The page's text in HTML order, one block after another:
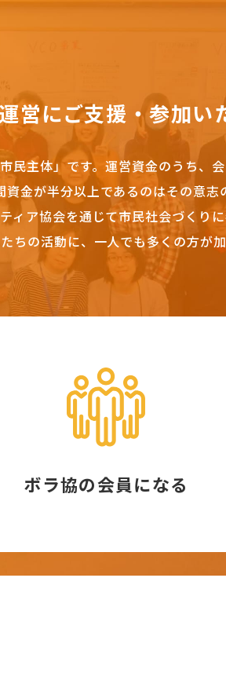
営にご支援・参加い
民主体」です。 運営資金のうち、会
金が半分以上であるのはその意志
ィア協会を通じて市民社会づくり
ちの活動に、一人でも多くの方が
ボラ協の会員になる